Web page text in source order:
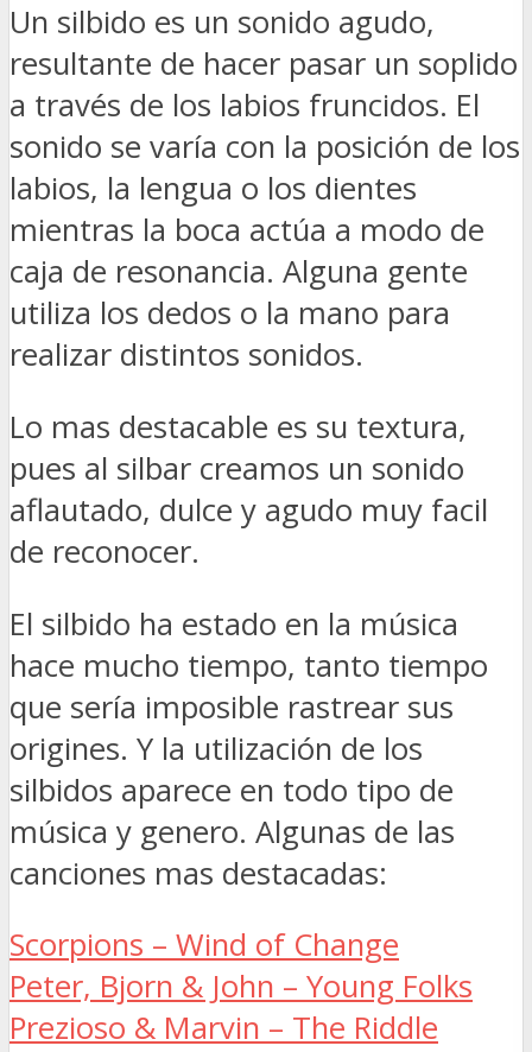
Un silbido es un sonido agudo,
resultante de hacer pasar un soplido
a través de los labios fruncidos. El
sonido se varía con la posición de los
labios, la lengua o los dientes
mientras la boca actúa a modo de
caja de resonancia. Alguna gente
utiliza los dedos o la mano para
realizar distintos sonidos.
Lo mas destacable es su textura,
pues al silbar creamos un sonido
aflautado, dulce y agudo muy facil
de reconocer.
El silbido ha estado en la música
hace mucho tiempo, tanto tiempo
que sería imposible rastrear sus
origines. Y la utilización de los
silbidos aparece en todo tipo de
música y genero. Algunas de las
canciones mas destacadas:
Scorpions – Wind of Change
Peter, Bjorn & John – Young Folks
Prezioso & Marvin – The Riddle